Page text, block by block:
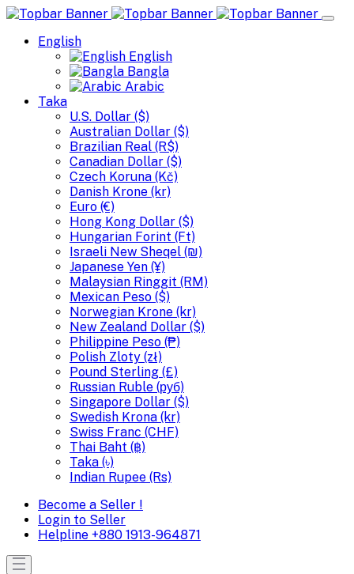
English
English
Bangla
Arabic
Taka
U.S. Dollar ($)
Australian Dollar ($)
Brazilian Real (R$)
Canadian Dollar ($)
Czech Koruna (Kč)
Danish Krone (kr)
Euro (€)
Hong Kong Dollar ($)
Hungarian Forint (Ft)
Israeli New Sheqel (₪)
Japanese Yen (¥)
Malaysian Ringgit (RM)
Mexican Peso ($)
Norwegian Krone (kr)
New Zealand Dollar ($)
Philippine Peso (₱)
Polish Zloty (zł)
Pound Sterling (£)
Russian Ruble (руб)
Singapore Dollar ($)
Swedish Krona (kr)
Swiss Franc (CHF)
Thai Baht (฿)
Taka (৳)
Indian Rupee (Rs)
Become a Seller !
Login to Seller
Helpline +880 1913-964871